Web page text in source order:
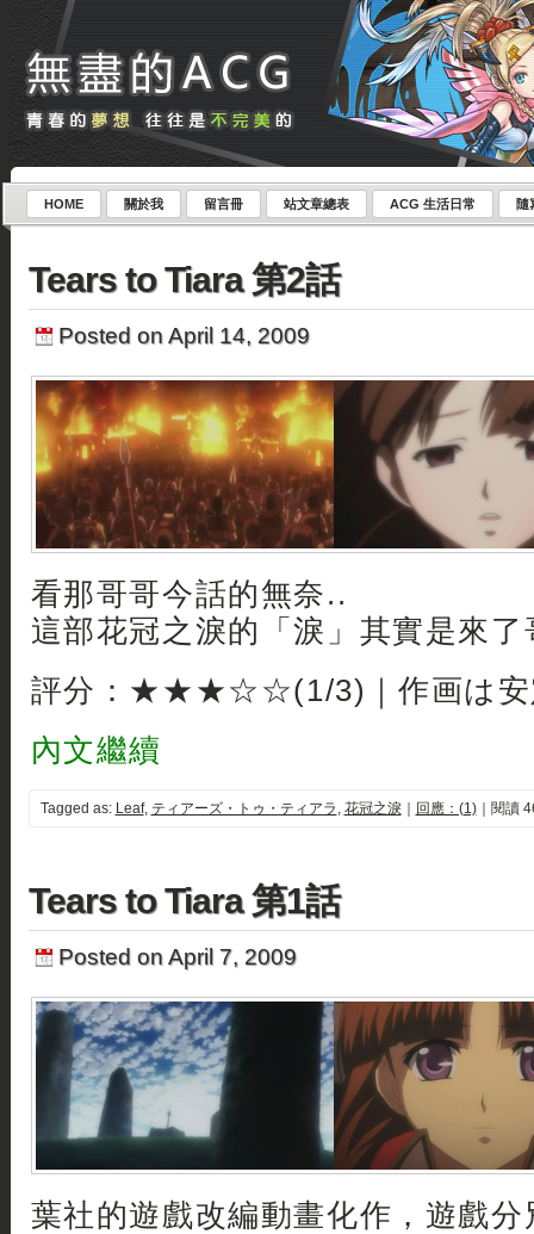
HOME 關於我 留言冊 站文章總表 ACG 生活日常 隨
Tears to Tiara 第2話
Posted on April 14, 2009
看那哥哥今話的無奈..
這部花冠之淚的「淚」其實是來了
評分：★★★☆☆(1/3)｜作画は安
內文繼續
Tagged as: Leaf, ティアーズ・トゥ・ティアラ , 花冠之淚｜ 回應：(1)｜閱讀
Tears to Tiara 第1話
Posted on April 7, 2009
葉社的遊戲改編動畫化作，遊戲